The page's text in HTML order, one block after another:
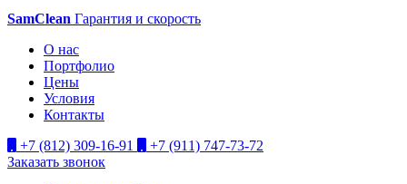
SamClean Гарантия и скорость
О нас
Портфолио
Цены
Условия
Контакты
+7 (812) 309-16-91
+7 (911) 747-73-72
Заказать звонок